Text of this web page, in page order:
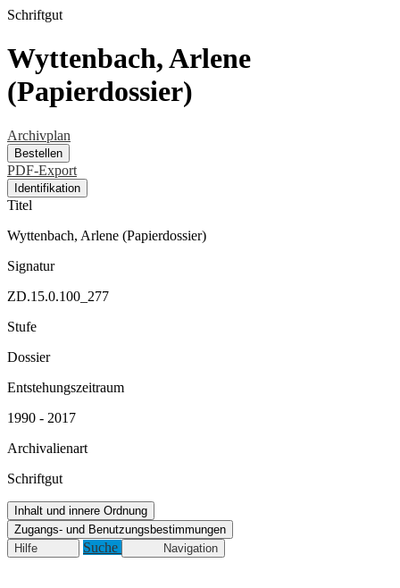
Schriftgut
Wyttenbach, Arlene
(Papierdossier)
Archivplan
Bestellen
PDF-Export
Identifikation
Titel
Wyttenbach, Arlene (Papierdossier)
Signatur
ZD.15.0.100_277
Stufe
Dossier
Entstehungszeitraum
1990 - 2017
Archivalienart
Schriftgut
Inhalt und innere Ordnung
Zugangs- und Benutzungsbestimmungen
Hilfe
Suche Navigation